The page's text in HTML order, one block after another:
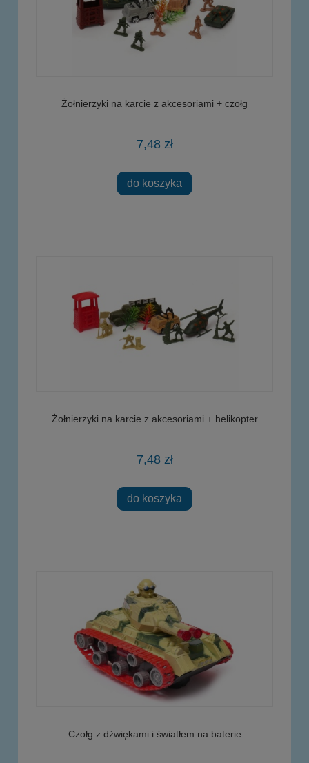
Żołnierzyki na karcie z akcesoriami + czołg
7,48 zł
do koszyka
Żołnierzyki na karcie z akcesoriami + helikopter
7,48 zł
do koszyka
Czołg z dźwiękami i światłem na baterie